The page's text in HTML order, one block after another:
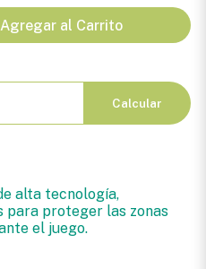
Agregar al Carrito
Calcular
alta tecnología,
para proteger las zonas
el juego.